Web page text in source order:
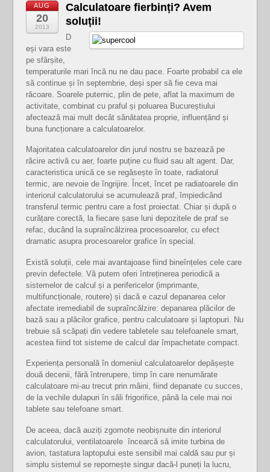
AUG
20
2013
Calculatoare fierbinți? Avem
soluții!
D
eși vara este
pe sfârșite,
temperaturile mari încă nu ne dau pace. Foarte probabil ca ele
să continue și în septembrie, deși sper să fie ceva mai
răcoare. Soarele puternic, plin de pete, aflat la maximum de
activitate, combinat cu praful și poluarea Bucureștiului
afectează mai mult decât sănătatea proprie, influențând și
buna funcționare a calculatoarelor.
Majoritatea calculatoarelor din jurul nostru se bazează pe
răcire activă cu aer, foarte puține cu fluid sau alt agent. Dar,
caracteristica unică ce se regăsește în toate, radiatorul
termic, are nevoie de îngrijire. Încet, încet pe radiatoarele din
interiorul calculatorului se acumulează praf, împiedicând
transferul termic pentru care a fost proiectat. Chiar și după o
curățare corectă, la fiecare șase luni depozitele de praf se
refac, ducând la supraîncălzirea procesoarelor, cu efect
dramatic asupra procesoarelor grafice în special.
Există soluții, cele mai avantajoase fiind bineînțeles cele care
previn defectele. Vă putem oferi întreținerea periodică a
sistemelor de calcul și a perifericelor (imprimante,
multifuncționale, routere) și dacă e cazul depanarea celor
afectate iremediabil de supraîncălzire: depanarea plăcilor de
bază sau a plăcilor grafice, pentru calculatoare și laptopuri. Nu
trebuie să scăpați din vedere tabletele sau telefoanele smart,
acestea fiind tot sisteme de calcul dar împachetate compact.
Experiența personală în domeniul calculatoarelor depășește
două decenii, fără întrerupere, timp în care nenumărate
calculatoare mi-au trecut prin mâini, fiind depanate cu succes,
de la vechile dulapuri în săli frigorifice, până la cele mai noi
tablete sau telefoane smart.
De aceea, dacă auziți zgomote neobișnuite din interiorul
calculatorului, ventilatoarele încearcă să imite turbina de
avion, tastatura laptopului este sensibil mai caldă sau pur și
simplu sistemul se repornește singur dacă-l puneți la lucru,